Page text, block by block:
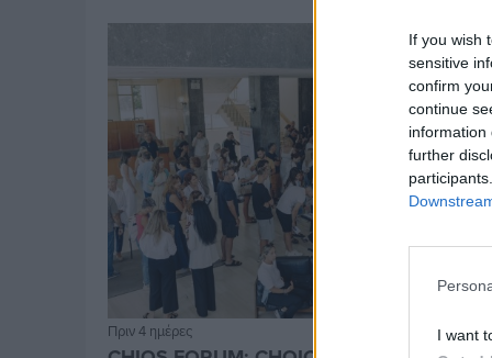
If you wish
sensitive
confirm
continue
information
further
I want
Πριν 4 ημέρες